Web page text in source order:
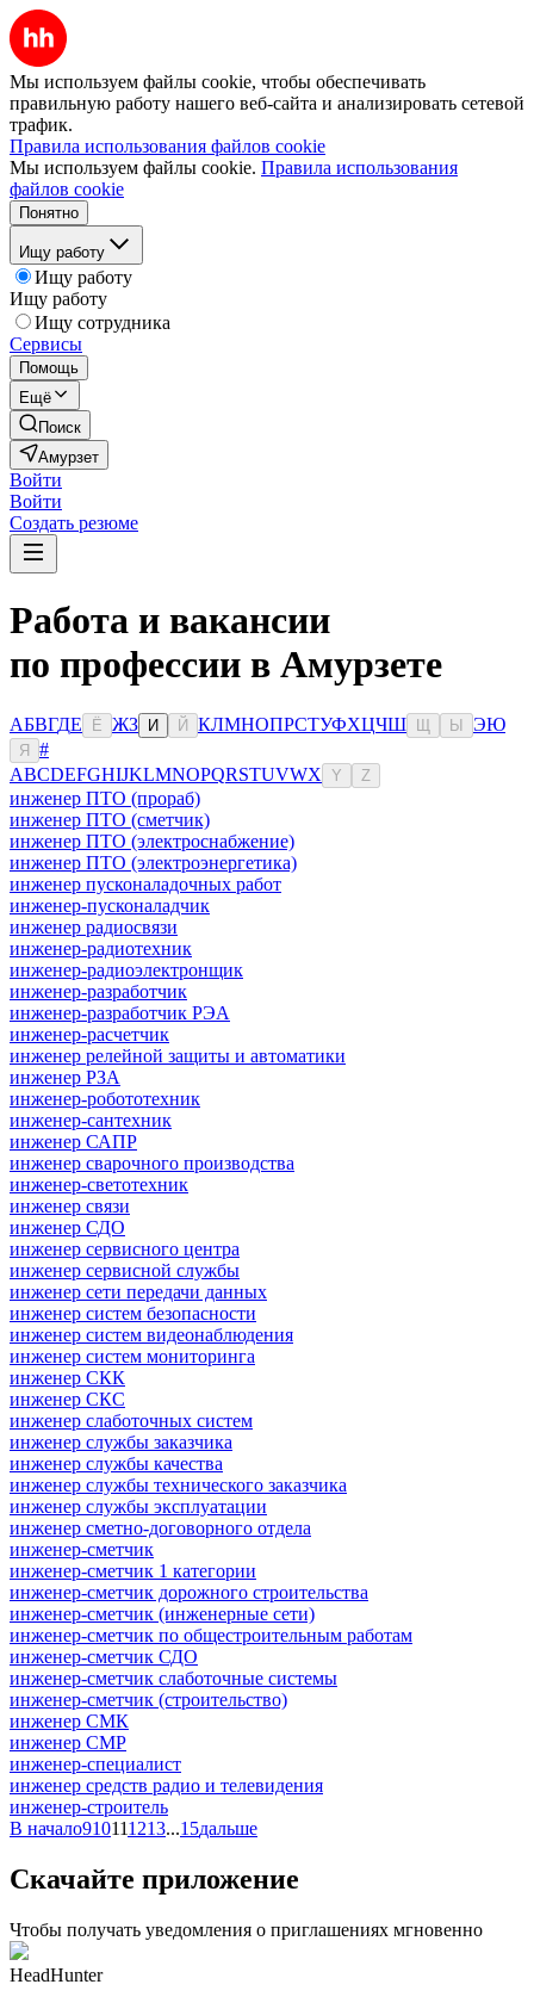
Мы используем файлы cookie, чтобы обеспечивать
правильную работу нашего веб-сайта и анализировать сетевой
трафик.
Правила использования файлов cookie
Мы используем файлы cookie. Правила использования
файлов cookie
Понятно
Ищу работу
Ищу работу
Ищу работу
Ищу сотрудника
Сервисы
Помощь
Ещё
Поиск
Амурзет
Войти
Войти
Создать резюме
Работа и вакансии
по профессии в Амурзете
АБВГДЕ Ё ЖЗ И Й КЛМНОПРСТУФХЦЧШ Ы ЭЮ
Я
#
ABCDEFGHIJKLMNOPQRSTUVWX Y Z
инженер ПТО (прораб)
инженер ПТО (сметчик)
инженер ПТО (электроснабжение)
инженер ПТО (электроэнергетика)
инженер пусконаладочных работ
инженер-пусконаладчик
инженер радиосвязи
инженер-радиотехник
инженер-радиоэлектронщик
инженер-разработчик
инженер-разработчик РЭА
инженер-расчетчик
инженер релейной защиты и автоматики
инженер РЗА
инженер-робототехник
инженер-сантехник
инженер САПР
инженер сварочного производства
инженер-светотехник
инженер связи
инженер СДО
инженер сервисного центра
инженер сервисной службы
инженер сети передачи данных
инженер систем безопасности
инженер систем видеонаблюдения
инженер систем мониторинга
инженер СКК
инженер СКС
инженер слаботочных систем
инженер службы заказчика
инженер службы качества
инженер службы технического заказчика
инженер службы эксплуатации
инженер сметно-договорного отдела
инженер-сметчик
инженер-сметчик 1 категории
инженер-сметчик дорожного строительства
инженер-сметчик (инженерные сети)
инженер-сметчик по общестроительным работам
инженер-сметчик СДО
инженер-сметчик слаботочные системы
инженер-сметчик (строительство)
инженер СМК
инженер СМР
инженер-специалист
инженер средств радио и телевидения
инженер-строитель
В начало910111213...15дальше
Скачайте приложение
Чтобы получать уведомления о приглашениях мгновенно
HeadHunter